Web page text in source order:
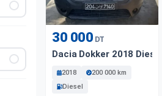
30 000 DT
Dacia Dokker 2018 Diesel
2018
200 000 km
Diesel